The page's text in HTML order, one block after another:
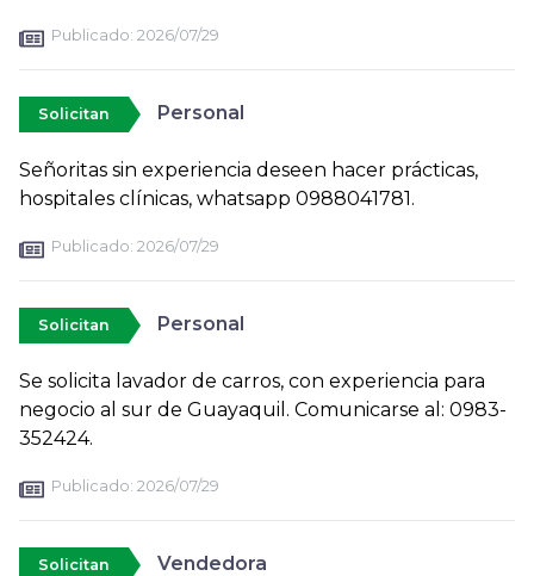
Publicado: 2026/07/29
Solicitan Personal
Señoritas sin experiencia deseen hacer prácticas,
hospitales clínicas, whatsapp 0988041781.
Publicado: 2026/07/29
Solicitan Personal
Se solicita lavador de carros, con experiencia para
negocio al sur de Guayaquil. Comunicarse al: 0983-
352424.
Publicado: 2026/07/29
Solicitan Vendedora